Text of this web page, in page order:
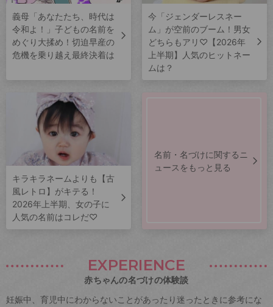
義母「あなたたち、時代は
令和よ！」子どもの名前を
めぐり大揉め！切迫早産の
危機を乗り越え最終決着は
今「ジェンダーレスネー
ム」が空前のブーム！男女
どちらもアリ♡【2026年
上半期】人気のヒットネー
ムは？
キラキラネームよりも【古
風レトロ】がキテる！
2026年上半期、女の子に
人気の名前はコレだ♡
名前・名づけに関するニ
ュースをもっと見る
EXPERIENCE
赤ちゃんの名づけの体験談
妊娠中、育児中にわからないことがあったり迷ったときに参考にな